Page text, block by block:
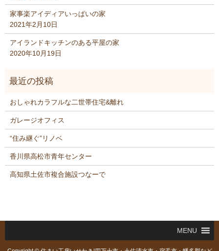
家事楽アイディアいっぱいの家
2021年2月10日
アイランドキッチンのある平屋の家
2020年10月19日
おしゃれカラフルな二世帯住宅&離れ
ガレージオフィス
“住み継ぐ”リノベ
香川県高松市青年センター
高知県土佐市複合施設つなーで
MENU